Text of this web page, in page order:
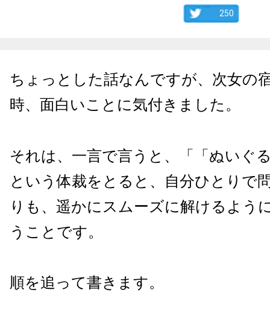
250
ちょっとした話なんですが、次女の
時、面白いことに気付きました。
それは、一言で言うと、「「ぬいぐ
という体裁をとると、自分ひとりで
りも、遥かにスムーズに解けるよう
うことです。
順を追って書きます。